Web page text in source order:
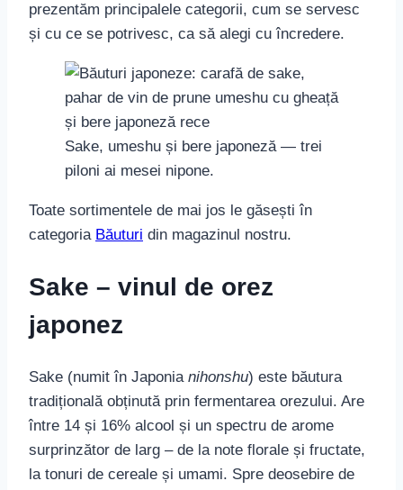
prezentăm principalele categorii, cum se servesc
și cu ce se potrivesc, ca să alegi cu încredere.
Sake, umeshu și bere japoneză — trei
piloni ai mesei nipone.
Toate sortimentele de mai jos le găsești în
categoria Băuturi din magazinul nostru.
Sake – vinul de orez
japonez
Sake (numit în Japonia nihonshu) este băutura
tradițională obținută prin fermentarea orezului. Are
între 14 și 16% alcool și un spectru de arome
surprinzător de larg – de la note florale și fructate,
la tonuri de cereale și umami. Spre deosebire de